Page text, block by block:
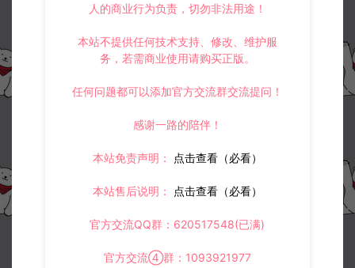
人的商业行为负责，切勿非法用途！
本站不提供任何技术支持、修改、维护服
务，若需商业使用请购买正版。
任何问题都可以添加官方交流群交流提问！
感谢一路的陪伴！
本站免责声明： 点击查看（必看）
本站售后说明： 点击查看（必看）
官方交流QQ群：620517548(已满)
官方交流④群：1093921977